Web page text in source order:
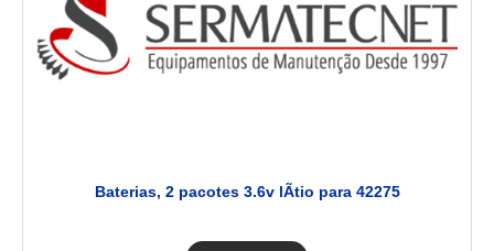
Baterias, 2 pacotes 3.6v lÃtio para 42275